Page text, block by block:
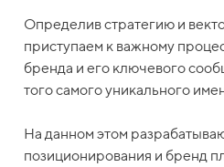
Определив стратегию и
приступаем к важному
бренда и его ключевого
того самого уникального
На данном этом
позиционирования и бренд